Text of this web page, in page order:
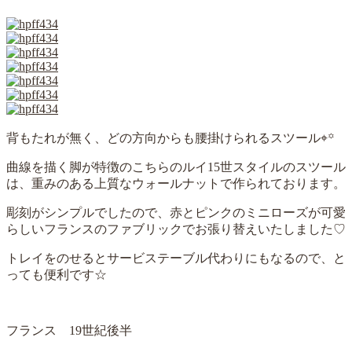
背もたれが無く、どの方向からも腰掛けられるスツール⌖꙳
曲線を描く脚が特徴のこちらのルイ15世スタイルのスツール
は、重みのある上質なウォールナットで作られております。
彫刻がシンプルでしたので、赤とピンクのミニローズが可愛
らしいフランスのファブリックでお張り替えいたしました♡
トレイをのせるとサービステーブル代わりにもなるので、と
っても便利です☆
フランス 19世紀後半